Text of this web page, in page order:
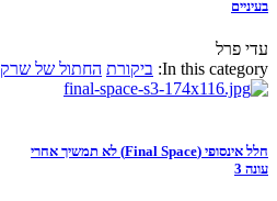
בעיניים
עדי פרל
In this category: ביקורת החתול של שרק 2: משאלה אחת ודי
חלל אינסופי (Final Space) לא תמשיך אחרי
עונה 3